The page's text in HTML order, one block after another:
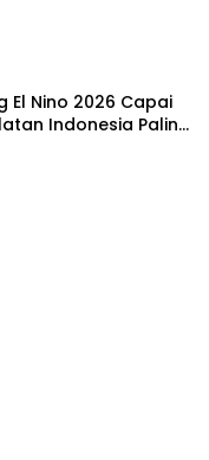
El Nino 2026 Capai
Indonesia Paling